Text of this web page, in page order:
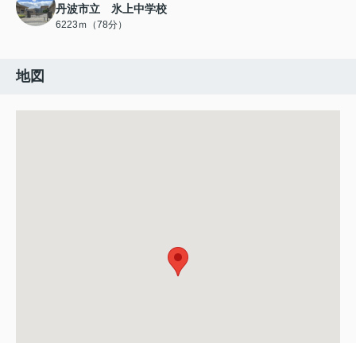
丹波市立 氷上中学校
6223ｍ（78分）
地図